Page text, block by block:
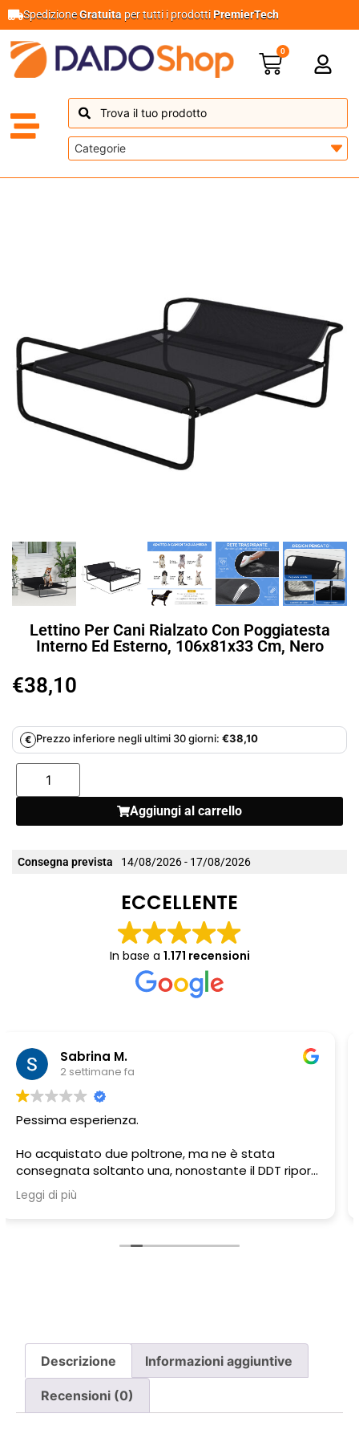
SpedizioneGratuita per tutti i prodottiPremierTech
0
Lettino Per Cani Rialzato Con Poggiatesta
Interno Ed Esterno, 106x81x33 Cm, Nero
€38,10
€ Prezzo inferiore negli ultimi 30 giorni: €38,10
Aggiungi al carrello
Consegna prevista 14/08/2026 - 17/08/2026
ECCELLENTE
In base a 1.171 recensioni
Chiara Riitano
1 mese fa
Venditore serio e professionale.. top
Descrizione Informazioni aggiuntive
Recensioni (0)